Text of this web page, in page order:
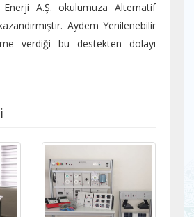
Enerji A.Ş. okulumuza Alternatif
Aydem Yenilenebilir
verdiği bu destekten dolayı